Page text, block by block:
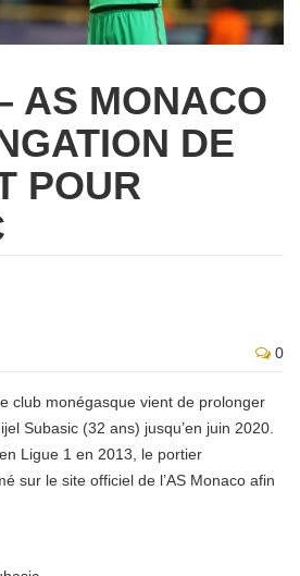
AS MONACO
DE
POUR
0
club monégasque vient de prolonger
Subasic (32 ans) jusqu’en juin 2020.
Ligue 1 en 2013, le portier
sur le site officiel de l’AS Monaco afin